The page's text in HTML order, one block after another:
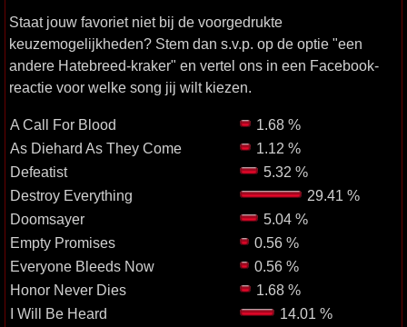
Staat jouw favoriet niet bij de voorgedrukte
keuzemogelijkheden? Stem dan s.v.p. op de optie "een
andere Hatebreed-kraker" en vertel ons in een Facebook-
reactie voor welke song jij wilt kiezen.
A Call For Blood
1.68 %
As Diehard As They Come
1.12 %
Defeatist
5.32 %
Destroy Everything
29.41 %
Doomsayer
5.04 %
Empty Promises
0.56 %
Everyone Bleeds Now
0.56 %
Honor Never Dies
1.68 %
I Will Be Heard
14.01 %